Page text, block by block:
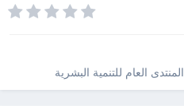
المنتدى العام للتنمية البشرية